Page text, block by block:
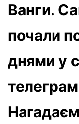
Ванги.
почали
днями у